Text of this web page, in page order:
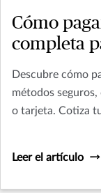
Cómo
completa
Descubre cómo
métodos
o tarjeta. Cotiza
Leer el artículo